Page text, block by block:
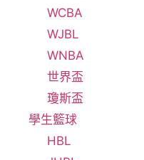
WCBA
WJBL
WNBA
世界盃
瓊斯盃
學生籃球
HBL